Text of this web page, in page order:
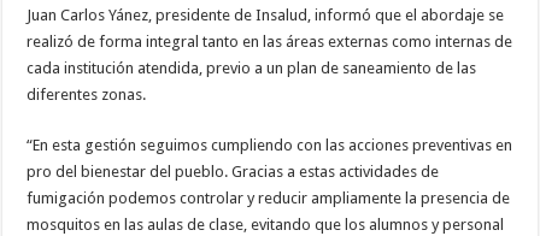
Juan Carlos Yánez, presidente de Insalud, informó que el abordaje se
realizó de forma integral tanto en las áreas externas como internas de
cada institución atendida, previo a un plan de saneamiento de las
diferentes zonas.
“En esta gestión seguimos cumpliendo con las acciones preventivas en
pro del bienestar del pueblo. Gracias a estas actividades de
fumigación podemos controlar y reducir ampliamente la presencia de
mosquitos en las aulas de clase, evitando que los alumnos y personal